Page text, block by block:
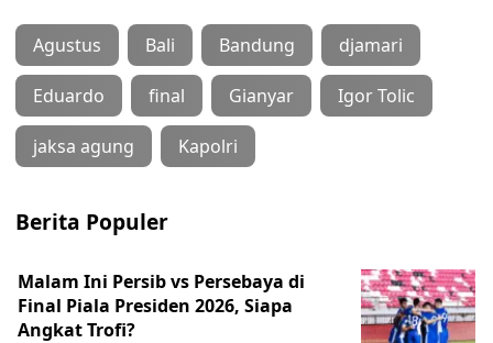
Agustus Bali Bandung djamari
Eduardo final Gianyar Igor Tolic
jaksa agung Kapolri
Berita Populer
Malam Ini Persib vs Persebaya di
Final Piala Presiden 2026, Siapa
Angkat Trofi?